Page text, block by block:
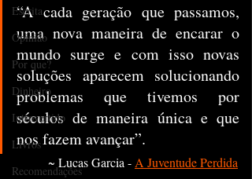
Escrita
Opinião
Por que?
Dinheiro
Introvertido
Livros
Recomendações
“A cada geração que passamos,
uma nova maneira de encarar o
mundo surge e com isso novas
soluções aparecem solucionando
problemas que tivemos por
séculos de maneira única e que
nos fazem avançar”.
~ Lucas Garcia - A Juventude Perdida